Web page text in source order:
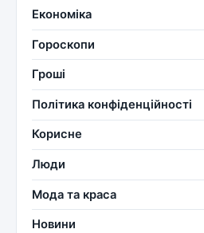
Економіка
Гороскопи
Гроші
Політика конфіденційності
Корисне
Люди
Мода та краса
Новини